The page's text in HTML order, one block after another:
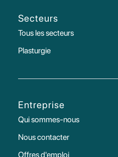
Secteurs
Tous les secteurs
Plasturgie
Entreprise
Qui sommes-nous
Nous contacter
Offres d'emploi